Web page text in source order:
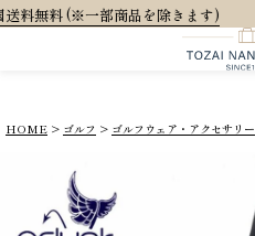
HOME ゴルフ ゴルフウェア・アクセサリー